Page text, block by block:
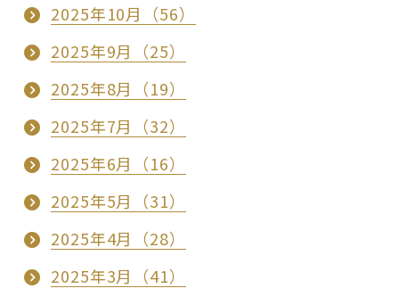
2025年10月（56）
2025年9月（25）
2025年8月（19）
2025年7月（32）
2025年6月（16）
2025年5月（31）
2025年4月（28）
2025年3月（41）